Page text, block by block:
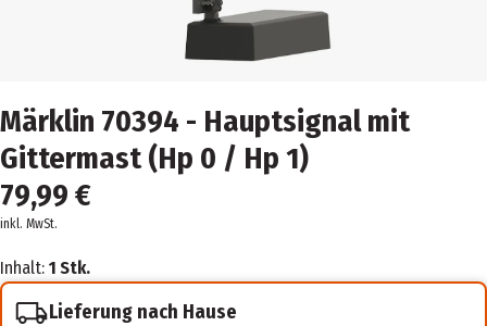
Märklin 70394 - Hauptsignal mit
Gittermast (Hp 0 / Hp 1)
79,99 €
inkl. MwSt.
Inhalt: 1 Stk.
Lieferung nach Hause